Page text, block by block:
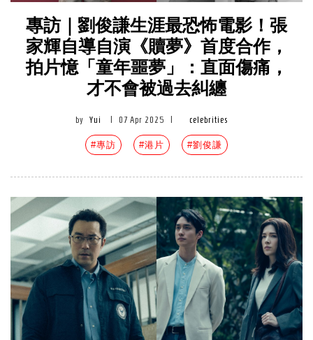
專訪｜劉俊謙生涯最恐怖電影！張
家輝自導自演《贖夢》首度合作，
拍片憶「童年噩夢」：直面傷痛，
才不會被過去糾纏
by Yui 07 Apr 2025 celebrities
#專訪 #港片 #劉俊謙